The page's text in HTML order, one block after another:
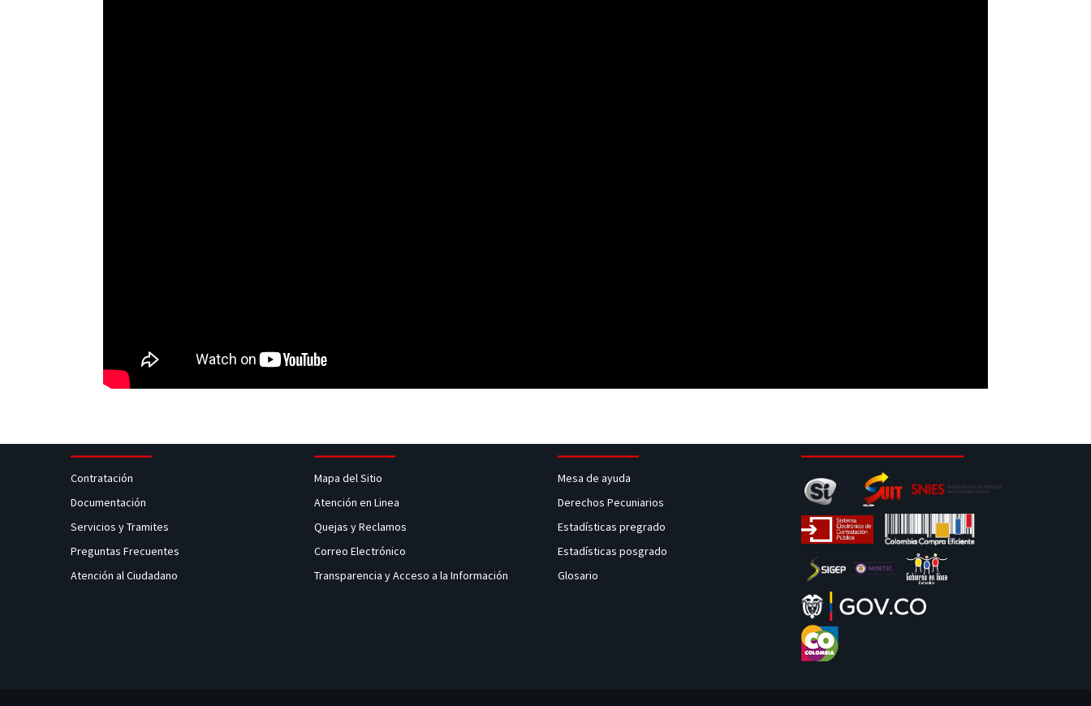
Contratación
Documentación
Servicios y Tramites
Preguntas Frecuentes
Atención al Ciudadano
Mapa del Sitio
Atención en Linea
Quejas y Reclamos
Correo Electrónico
Transparencia y Acceso a la Información
Mesa de ayuda
Derechos Pecuniarios
Estadísticas pregrado
Estadísticas posgrado
Glosario